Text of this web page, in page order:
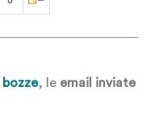
bozze, le email inviate